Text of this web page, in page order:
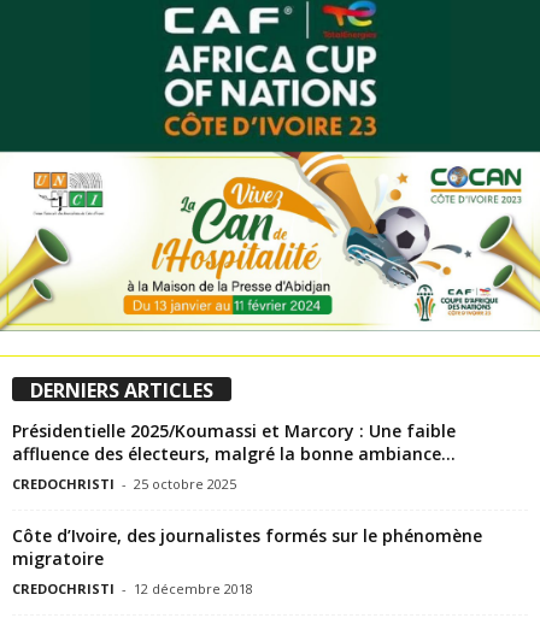
DERNIERS ARTICLES
Présidentielle 2025/Koumassi et Marcory : Une faible
affluence des électeurs, malgré la bonne ambiance...
CREDOCHRISTI - 25 octobre 2025
Côte d’Ivoire, des journalistes formés sur le phénomène
migratoire
CREDOCHRISTI - 12 décembre 2018